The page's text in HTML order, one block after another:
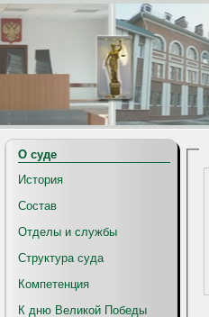
О суде
История
Состав
Отделы и службы
Структура суда
Компетенция
К дню Великой Победы